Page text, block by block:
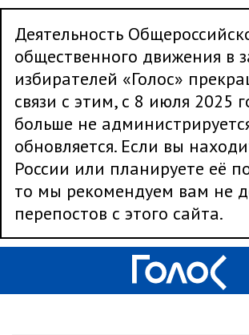
Деятельность
общественного движения в
избирателей «Голос»
связи с этим, с 8 июля 2025
больше не
обновляется. Если вы
России или планируете её
то мы рекомендуем вам не
перепостов с этого сайта.